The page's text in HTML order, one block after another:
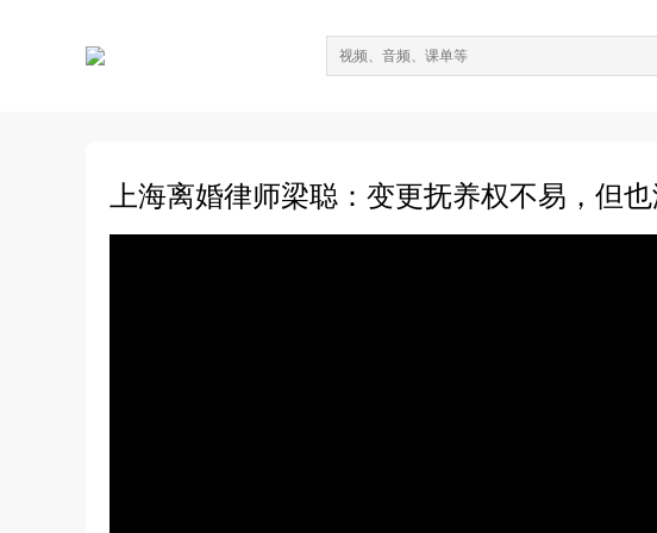
上海离婚律师梁聪：变更抚养权不易，但